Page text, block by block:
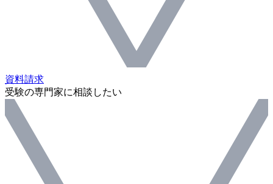
資料請求
受験の専門家に相談したい